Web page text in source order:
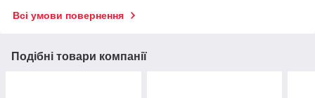
Всі умови повернення
Подібні товари компанії